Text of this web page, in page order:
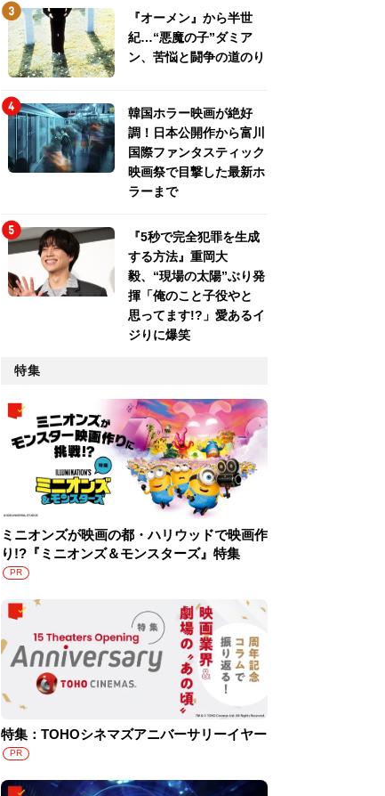
『オーメン』から半世
紀…“悪魔の子”ダミア
ン、苦悩と闘争の道のり
韓国ホラー映画が絶好
調！日本公開作から富川
国際ファンタスティック
映画祭で目撃した最新ホ
ラーまで
『5秒で完全犯罪を生成
する方法』重岡大
毅、“現場の太陽”ぶり発
揮「俺のこと子役やと
思ってます!?」愛あるイ
ジりに爆笑
特集
ミニオンズが映画の都・ハリウッドで映画作
り!?『ミニオンズ＆モンスターズ』特集
PR
特集：TOHOシネマズアニバーサリーイヤー
PR